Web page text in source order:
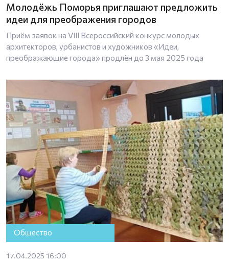
Молодёжь Поморья приглашают предложить
идеи для преображения городов
Приём заявок на VIII Всероссийский конкурс молодых
архитекторов, урбанистов и художников «Идеи,
преображающие города» продлён до 3 мая 2025 года
Общество
17.04.2025 16:00